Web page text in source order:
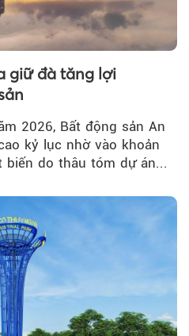
giữ đà tăng lợi
2026, Bất động sản An
kỷ lục nhờ vào khoản
do thâu tóm dự án...